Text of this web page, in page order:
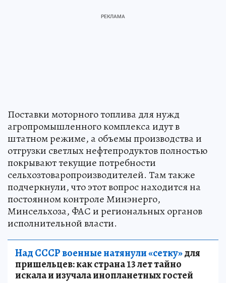
Поставки моторного топлива для нужд
агропромышленного комплекса идут в
штатном режиме, а объемы производства и
отгрузки светлых нефтепродуктов полностью
покрывают текущие потребности
сельхозтоваропроизводителей. Там также
подчеркнули, что этот вопрос находится на
постоянном контроле Минэнерго,
Минсельхоза, ФАС и региональных органов
исполнительной власти.
Над СССР военные натянули «сетку»для
пришельцев: как страна 13 лет тайно
искала и изучала инопланетных гостей